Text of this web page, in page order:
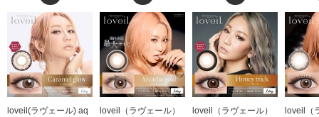
loveil(ラヴェール) aq
loveil（ラヴェール）
loveil（ラヴェール）
loveil（